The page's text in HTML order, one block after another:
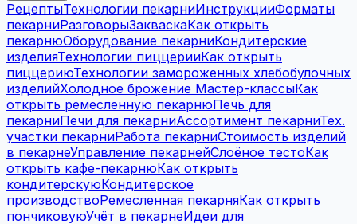
РецептыТехнологии пекарниИнструкцииФорматы
пекарниРазговорыЗакваскаКак открыть
пекарнюОборудование пекарниКондитерские
изделияТехнологии пиццерииКак открыть
пиццериюТехнологии замороженных хлебобулочных
изделийХолодное брожение Мастер-классыКак
открыть ремесленную пекарнюПечь для
пекарниПечи для пекарниАссортимент пекарниТех.
участки пекарниРабота пекарниСтоимость изделий
в пекарнеУправление пекарнейСлоёное тестоКак
открыть кафе-пекарнюКак открыть
кондитерскуюКондитерское
производствоРемесленная пекарняКак открыть
пончиковуюУчёт в пекарнеИдеи для